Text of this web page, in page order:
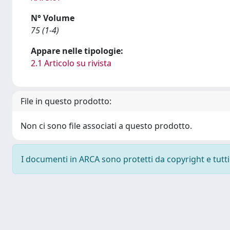
N° Volume
75 (1-4)
Appare nelle tipologie:
2.1 Articolo su rivista
File in questo prodotto:
Non ci sono file associati a questo prodotto.
I documenti in ARCA sono protetti da copyright e